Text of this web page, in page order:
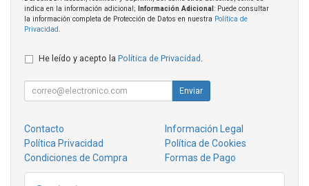
indica en la información adicional;
Información Adicional : Puede consultar
la información completa de Protección de Datos en nuestra Política de
Privacidad
He leído y acepto la Política de Privacidad
Enviar
Contacto
Información Legal
Política Privacidad
Política de Cookies
Condiciones de Compra
Formas de Pago